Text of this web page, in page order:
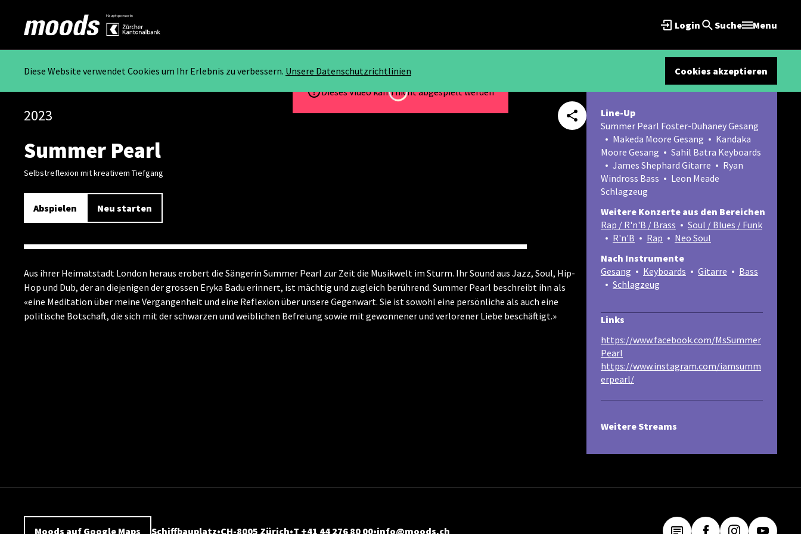
Login Suche Menu
Diese Website verwendet Cookies um Ihr Erlebnis zu verbessern. Unsere Datenschutzrichtlinien
Cookies akzeptieren
Dieses Video kann nicht abgespielt werden
Loading...
2023
Summer Pearl
Selbstreflexion mit kreativem Tiefgang
Abspielen Neu starten
Aus ihrer Heimatstadt London heraus erobert die Sängerin Summer Pearl zur Zeit die Musikwelt im Sturm. Ihr Sound aus Jazz, Soul, Hip-
Hop und Dub, der an diejenigen der grossen Eryka Badu erinnert, ist mächtig und zugleich berührend. Summer Pearl beschreibt ihn als
«eine Meditation über meine Vergangenheit und eine Reflexion über unsere Gegenwart. Sie ist sowohl eine persönliche als auch eine
politische Botschaft, die sich mit der schwarzen und weiblichen Befreiung sowie mit gewonnener und verlorener Liebe beschäftigt.»
Line-Up
Summer Pearl Foster-Duhaney Gesang
Makeda Moore Gesang
Kandaka
Moore Gesang
Sahil Batra Keyboards
James Shephard Gitarre
Ryan
Windross Bass
Leon Meade
Schlagzeug
Weitere Konzerte aus den Bereichen
Rap / R'n'B / Brass
Soul / Blues / Funk
R'n'B
Rap
Neo Soul
Nach Instrumente
Gesang
Keyboards Gitarre
Bass
Schlagzeug
Links
https://www.facebook.com/MsSummer
Pearl
https://www.instagram.com/iamsumm
erpearl/
Weitere Streams
Moods auf Google Maps Schiffbauplatz CH-8005 Zürich T +41 44 276 80 00 info@moods.ch